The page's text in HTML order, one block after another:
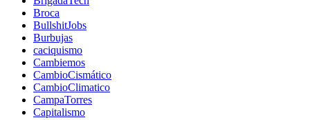
Broca
BullshitJobs
Burbujas
caciquismo
Cambiemos
CambioCismático
CambioClimatico
CampaTorres
Capitalismo